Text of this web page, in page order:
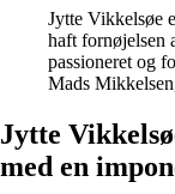
Jytte Vikkelsøe
haft fornøjelsen
passioneret og
Mads
Jytte
med en